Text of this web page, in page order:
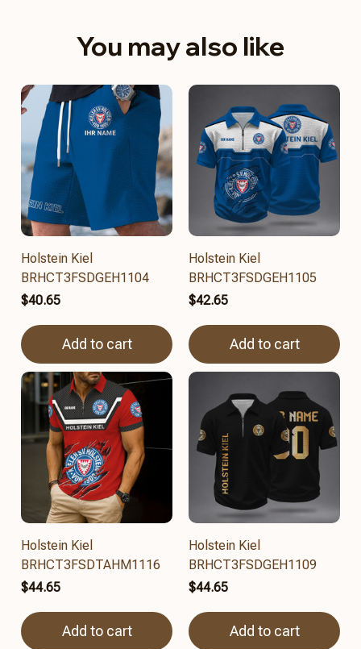
You may also like
Holstein Kiel
BRHCT3FSDGEH1104
$40.65
Add to cart
Holstein Kiel
BRHCT3FSDGEH1105
$42.65
Add to cart
Holstein Kiel
BRHCT3FSDTAHM1116
$44.65
Add to cart
Holstein Kiel
BRHCT3FSDGEH1109
$44.65
Add to cart